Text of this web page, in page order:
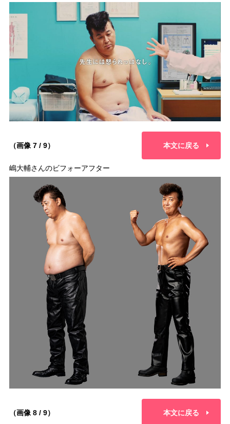
（画像 7 / 9） 本文に戻る
嶋大輔さんのビフォーアフター
（画像 8 / 9） 本文に戻る